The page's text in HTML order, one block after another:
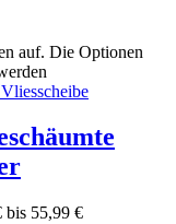
auf. Die Optionen
bis 55,99 €